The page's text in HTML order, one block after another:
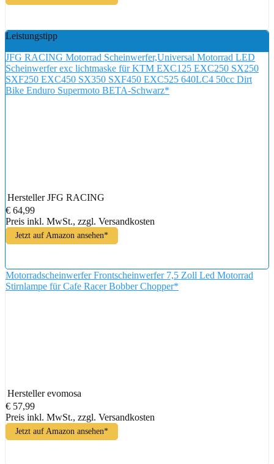
Leistungstipp
JFG RACING Motorrad Scheinwerfer,Universal Motorrad LED
Scheinwerfer exc lichtmaske für KTM EXC125 EXC250 SX250
SXF250 EXC450 SX350 SXF450 EXC525 640LC4 50cc Dirt
Bike Enduro Supermoto BETA-Schwarz*
Hersteller JFG RACING
€ 64,99
Preis inkl. MwSt., zzgl. Versandkosten
Jetzt auf Amazon ansehen*
Motorradscheinwerfer Frontscheinwerfer 7,5 Zoll Led Motorrad
Stirnlampe für Cafe Racer Bobber Chopper*
Hersteller evomosa
€ 57,99
Preis inkl. MwSt., zzgl. Versandkosten
Jetzt auf Amazon ansehen*